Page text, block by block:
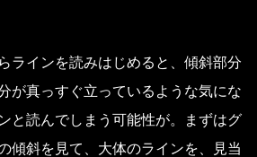
ラインを読みはじめると、傾斜部分
が真っすぐ立っているような気にな
と読んでしまう可能性が。まずはグ
傾斜を見て、大体のラインを、見当